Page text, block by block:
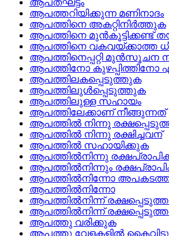
ആപത്‌ഘട്ടം
ആപത്തറിയിക്കുന്ന മണിനാദം
ആപത്തിനെ അകറ്റിനിര്‍ത്തുക
ആപത്തിനെ മുന്‍കൂട്ടിക്കണ്ട്‌
ആപത്തിനെ വകവയ്‌ക്കാത്ത
ആപത്തിനെപ്പറ്റി
ആപത്തിനോ കുഴപ്പിത്തിനോ
ആപത്തിലകപ്പെടുത്തുക
ആപത്തിലുള്‍പ്പെടുത്തുക
ആപത്തിലുള്ള സഹായം
ആപത്തിലേക്കാണ്‌ നീങ്ങുന്നത്
ആപത്തില്‍ നിന്നു
ആപത്തില്‍ നിന്നു രക്ഷിച്ചവന്
ആപത്തില്‍ സഹായിക്കുക
ആപത്തില്‍നിന്നു
ആപത്തില്‍നിന്നും
ആപത്തില്‍നിന്നോ
ആപത്തില്‍നിന്നോ
ആപത്തില്‍നിന്ന്
ആപത്തില്‍നിന്ന്
ആപത്തു വരിക്കുക
ആപത്തു വേളകളില്‍